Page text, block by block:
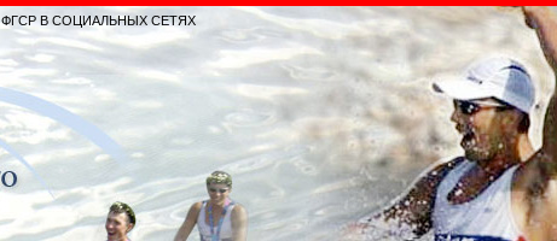
ФГСР В СОЦИАЛЬНЫХ СЕТЯХ